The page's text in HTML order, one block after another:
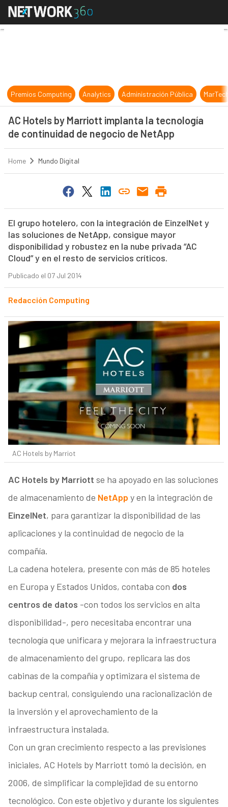
AC Hotels by Marriott implanta la
Premios Computing Analytics Administración Pública
AC Hotels by Marriott implanta la tecnología
de continuidad de negocio de NetApp
Home Mundo Digital
El grupo hotelero, con la integración de EinzelNet y
las soluciones de NetApp, consigue mayor
disponibilidad y robustez en la nube privada “AC
Cloud” y en el resto de servicios críticos.
Publicado el 07 Jul 2014
Redacción Computing
AC Hotels by Marriot
AC Hotels by Marriott se ha apoyado en las soluciones
de almacenamiento de NetApp y en la integración de
EinzelNet, para garantizar la disponibilidad de las
aplicaciones y la continuidad de negocio de la
compañía.
La cadena hotelera, presente con más de 85 hoteles
en Europa y Estados Unidos, contaba con dos
centros de datos -con todos los servicios en alta
disponibilidad-, pero necesitaba encontrar una
tecnología que unificara y mejorara la infraestructura
de almacenamiento del grupo, replicara las dos
cabinas de la compañía y optimizara el sistema de
backup central, consiguiendo una racionalización de
la inversión y el aprovechamiento de la
infraestructura instalada.
Con un gran crecimiento respecto a las previsiones
iniciales, AC Hotels by Marriott tomó la decisión, en
2006, de simplificar la complejidad de su entorno
tecnológico. Con este objetivo y durante los siguientes